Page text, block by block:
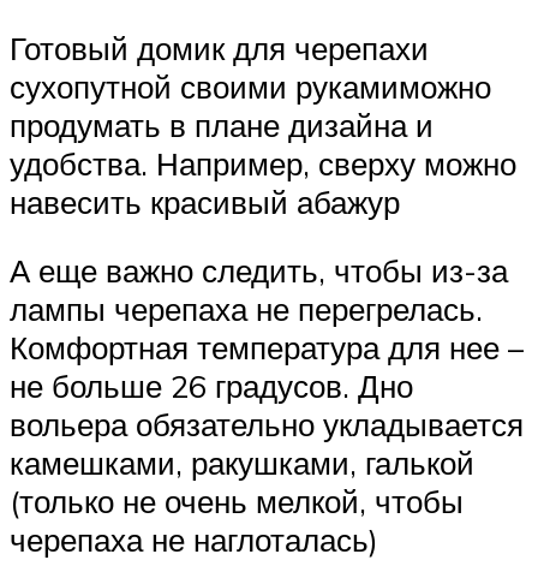
Готовый домик для черепахи
сухопутной своими рукамиможно
продумать в плане дизайна и
удобства. Например, сверху можно
навесить красивый абажур
А еще важно следить, чтобы из-за
лампы черепаха не перегрелась.
Комфортная температура для нее –
не больше 26 градусов. Дно
вольера обязательно укладывается
камешками, ракушками, галькой
(только не очень мелкой, чтобы
черепаха не наглоталась)